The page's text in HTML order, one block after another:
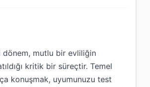
dönem, mutlu bir evliliğin
kritik bir süreçtir. Temel
konuşmak, uyumunuzu test